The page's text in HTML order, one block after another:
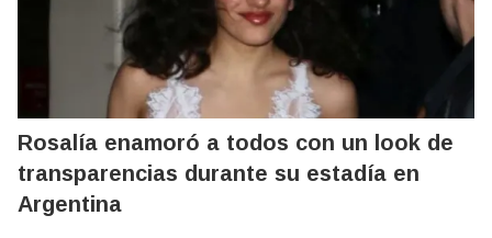
Rosalía enamoró a todos con un look de
transparencias durante su estadía en
Argentina